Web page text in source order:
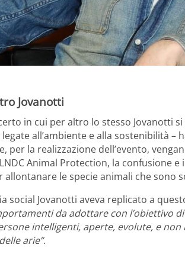
Jovanotti
in cui per altro lo stesso Jovanotti
all’ambiente e alla sostenibilità –
per la realizzazione dell’evento,
Animal Protection, la confusione
allontanare le specie animali che sono
social Jovanotti aveva replicato a
da adottare con l’obiettivo
intelligenti, aperte, evolute, e non
arie”.